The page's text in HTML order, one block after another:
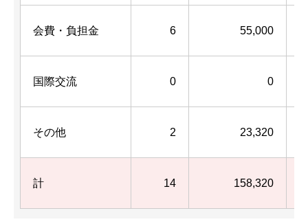
会費・負担金 6 55,000
国際交流 0 0
その他 2 23,320
計 14 158,320